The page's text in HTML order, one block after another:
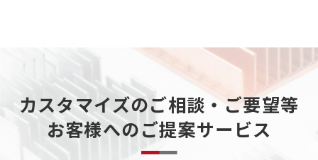
カスタマイズのご相談・ご要望等
お客様へのご提案サービス